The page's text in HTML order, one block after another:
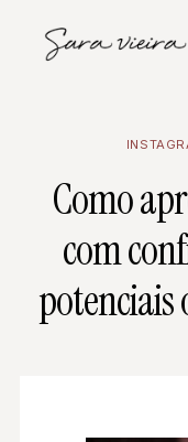
Como
com
potenciais